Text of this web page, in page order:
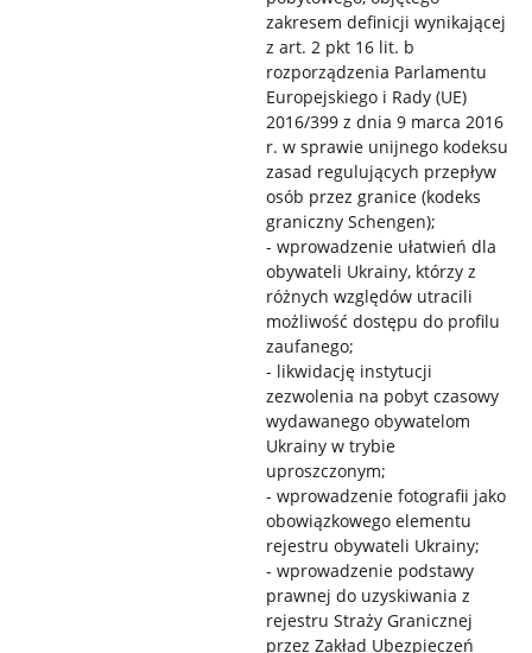
zakresem definicji wynikającej
z art. 2 pkt 16 lit. b
rozporządzenia Parlamentu
Europejskiego i Rady (UE)
2016/399 z dnia 9 marca 2016
r. w sprawie unijnego kodeksu
zasad regulujących przepływ
osób przez granice (kodeks
graniczny Schengen);
- wprowadzenie ułatwień dla
obywateli Ukrainy, którzy z
różnych względów utracili
możliwość dostępu do profilu
zaufanego;
- likwidację instytucji
zezwolenia na pobyt czasowy
wydawanego obywatelom
Ukrainy w trybie
uproszczonym;
- wprowadzenie fotografii jako
obowiązkowego elementu
rejestru obywateli Ukrainy;
- wprowadzenie podstawy
prawnej do uzyskiwania z
rejestru Straży Granicznej
przez Zakład Ubezpieczeń